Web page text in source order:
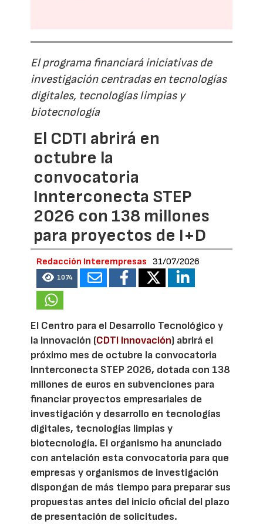
El programa financiará iniciativas de
investigación centradas en tecnologías
digitales, tecnologías limpias y
biotecnología
El CDTI abrirá en
octubre la
convocatoria
Innterconecta STEP
2026 con 138 millones
para proyectos de I+D
Redacción Interempresas 31/07/2026
1074
El Centro para el Desarrollo Tecnológico y
la Innovación (CDTI Innovación) abrirá el
próximo mes de octubre la convocatoria
Innterconecta STEP 2026, dotada con 138
millones de euros en subvenciones para
financiar proyectos empresariales de
investigación y desarrollo en tecnologías
digitales, tecnologías limpias y
biotecnología. El organismo ha anunciado
con antelación esta convocatoria para que
empresas y organismos de investigación
dispongan de más tiempo para preparar sus
propuestas antes del inicio oficial del plazo
de presentación de solicitudes.